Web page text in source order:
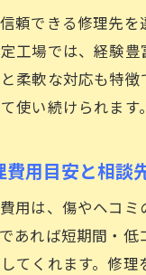
頼できる修理先
工場では、経験
柔軟な対応も特
使い続けられます。
用目安と相談
用は、傷やヘコ
あれば短期間・
てくれます。修